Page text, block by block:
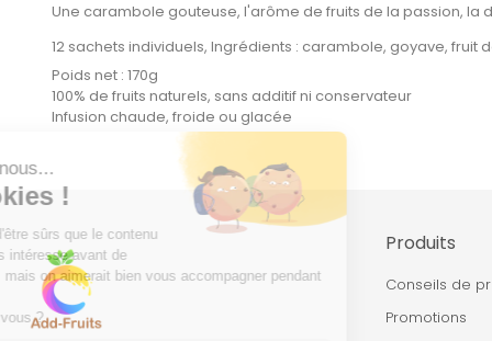
Une carambole gouteuse, l'arôme de fruits de la passion,
12 sachets individuels, Ingrédients : carambole, goyave, fruit
Poids net : 170g
100% de fruits naturels, sans additif ni conservateur
Infusion chaude, froide ou glacée
Produits
Conseils de
Promotions